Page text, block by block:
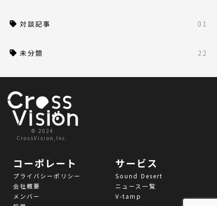
対談記事 01
未分類 22
© 2024
CrossVision,Inc.
コーポレート
プライバシーポリシー
会社概要
メンバー
サービス
Sound Desert
ニュース一覧
V-tamp